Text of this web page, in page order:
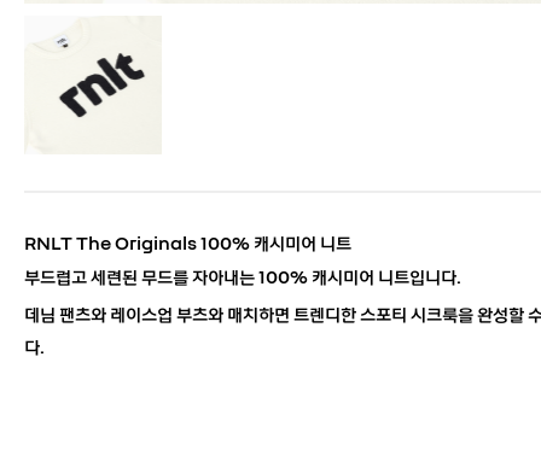
RNLT The Originals 100% 캐시미어 니트
부드럽고 세련된 무드를 자아내는 100% 캐시미어 니트입니다.
데님 팬츠와 레이스업 부츠와 매치하면 트렌디한 스포티 시크룩을 완성할
다.